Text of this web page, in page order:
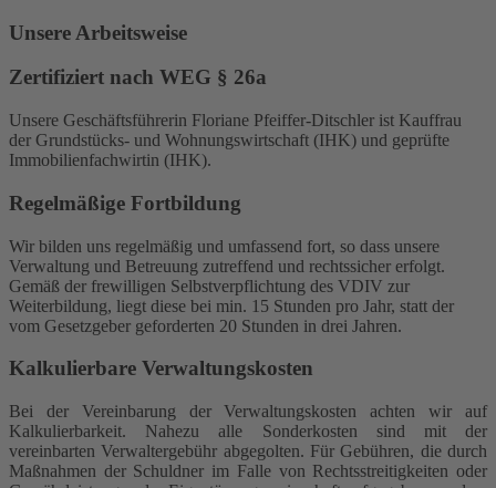
Unsere Arbeitsweise
Zertifiziert nach WEG § 26a
Unsere Geschäftsführerin Floriane Pfeiffer-Ditschler ist Kauffrau
der Grundstücks- und Wohnungswirtschaft (IHK) und geprüfte
Immobilienfachwirtin (IHK).
Regelmäßige Fortbildung
Wir bilden uns regelmäßig und umfassend fort, so dass unsere
Verwaltung und Betreuung zutreffend und rechtssicher erfolgt.
Gemäß der frewilligen Selbstverpflichtung des VDIV zur
Weiterbildung, liegt diese bei min. 15 Stunden pro Jahr, statt der
vom Gesetzgeber geforderten 20 Stunden in drei Jahren.
Kalkulierbare Verwaltungskosten
Bei der Vereinbarung der Verwaltungskosten achten wir auf
Kalkulierbarkeit. Nahezu alle Sonderkosten sind mit der
vereinbarten Verwaltergebühr abgegolten. Für Gebühren, die durch
Maßnahmen der Schuldner im Falle von Rechtsstreitigkeiten oder